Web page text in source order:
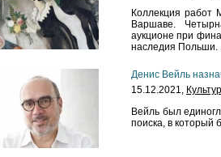
Коллекция работ
Варшаве.
аукционе при
наследия Польши.
Денис Вейль
15.12.2021,
Вейль был
поиска, в который